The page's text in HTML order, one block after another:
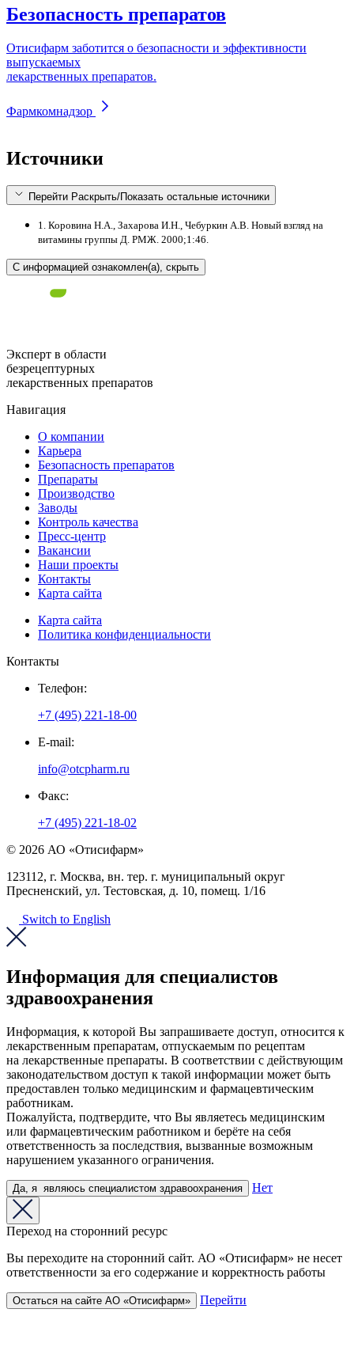
Безопасность препаратов
Отисифарм заботится о безопасности и эффективности
выпускаемых
лекарственных препаратов.
Фармкомнадзор
Источники
Перейти Раскрыть/Показать остальные источники
1. Коровина Н.А., Захарова И.Н., Чебуркин А.В. Новый взгляд на
витамины группы Д. РМЖ. 2000;1:46.
С информацией ознакомлен(а), скрыть
Эксперт в области
безрецептурных
лекарственных препаратов
Навигация
О компании
Карьера
Безопасность препаратов
Препараты
Производство
Заводы
Контроль качества
Пресс-центр
Вакансии
Наши проекты
Контакты
Карта сайта
Карта сайта
Политика конфиденциальности
Контакты
Телефон:
+7 (495) 221-18-00
E-mail:
info@otcpharm.ru
Факс:
+7 (495) 221-18-02
© 2026 АО «Отисифарм»
123112, г. Москва, вн. тер. г. муниципальный округ
Пресненский, ул. Тестовская, д. 10, помещ. 1/16
Switch to English
Информация для специалистов
здравоохранения
Информация, к которой Вы запрашиваете доступ, относится к
лекарственным препаратам, отпускаемым по рецептам
на лекарственные препараты. В соответствии с действующим
законодательством доступ к такой информации может быть
предоставлен только медицинским и фармацевтическим
работникам.
Пожалуйста, подтвердите, что Вы являетесь медицинским
или фармацевтическим работником и берёте на себя
ответственность за последствия, вызванные возможным
нарушением указанного ограничения.
Да, я являюсь специалистом здравоохранения Нет
Переход на сторонний ресурс
Вы переходите на сторонний сайт. АО «Отисифарм» не несет
ответственности за его содержание и корректность работы
Остаться на сайте АО «Отисифарм» Перейти